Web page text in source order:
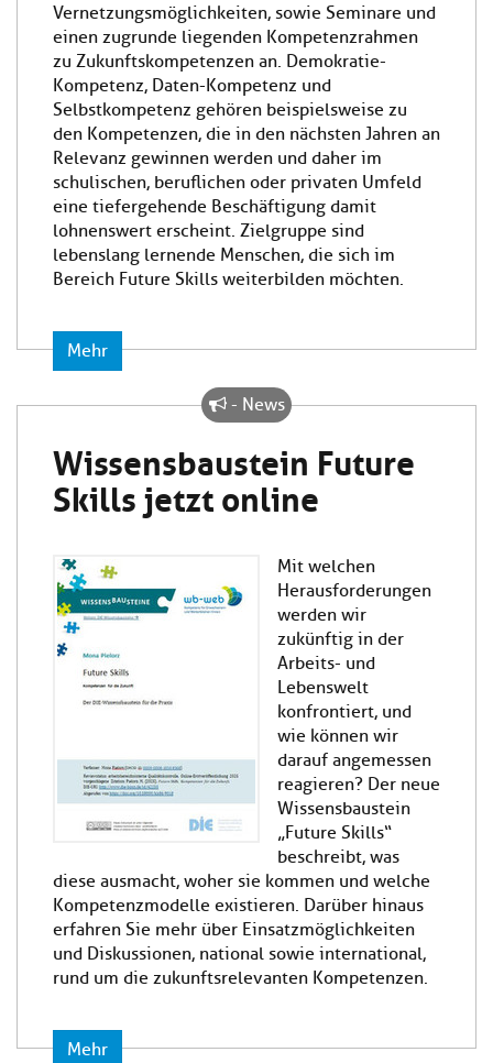
Vernetzungsmöglichkeiten, sowie Seminare und
einen zugrunde liegenden Kompetenzrahmen
zu Zukunftskompetenzen an. Demokratie-
Kompetenz, Daten-Kompetenz und
Selbstkompetenz gehören beispielsweise zu
den Kompetenzen, die in den nächsten Jahren an
Relevanz gewinnen werden und daher im
schulischen, beruflichen oder privaten Umfeld
eine tiefergehende Beschäftigung damit
lohnenswert erscheint. Zielgruppe sind
lebenslang lernende Menschen, die sich im
Bereich Future Skills weiterbilden möchten.
Mehr
Wissensbaustein Future
Skills jetzt online
- News
Mit welchen
Herausforderungen
werden wir
zukünftig in der
Arbeits- und
Lebenswelt
konfrontiert, und
wie können wir
darauf angemessen
reagieren? Der neue
Wissensbaustein
„Future Skills“
beschreibt, was
diese ausmacht, woher sie kommen und welche
Kompetenzmodelle existieren. Darüber hinaus
erfahren Sie mehr über Einsatzmöglichkeiten
und Diskussionen, national sowie international,
rund um die zukunftsrelevanten Kompetenzen.
Mehr